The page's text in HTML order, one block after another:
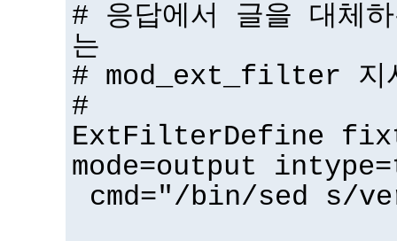
# 응답에서 글을 대체
는
# mod_ext_filter 지
#
ExtFilterDefine
mode=output
cmd="/bin/sed s/